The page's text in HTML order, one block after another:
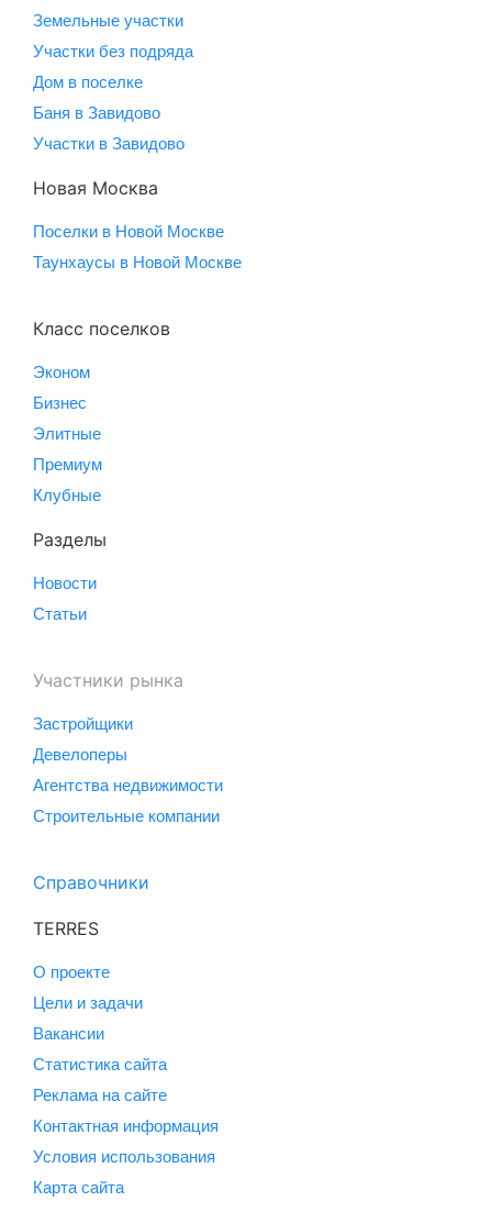
Земельные участки
Участки без подряда
Дом в поселке
Баня в Завидово
Участки в Завидово
Новая Москва
Поселки в Новой Москве
Таунхаусы в Новой Москве
Класс поселков
Эконом
Бизнес
Элитные
Премиум
Клубные
Разделы
Новости
Статьи
Участники рынка
Застройщики
Девелоперы
Агентства недвижимости
Строительные компании
Справочники
TERRES
О проекте
Цели и задачи
Вакансии
Статистика сайта
Реклама на сайте
Контактная информация
Условия использования
Карта сайта